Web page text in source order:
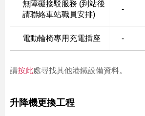
無障礙接駁服務 (到站後
請聯絡車站職員安排)
-
電動輪椅專用充電插座 -
請按此處尋找其他港鐵設備資料。
升降機更換工程